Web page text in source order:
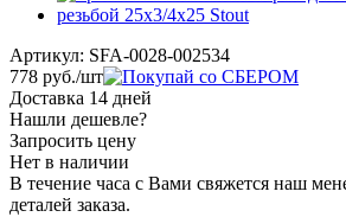
Артикул: SFA-0028-002534
778 руб./шт
Доставка 14 дней
Нашли дешевле?
Запросить цену
Нет в наличии
В течение часа с Вами свяжется наш
деталей заказа.